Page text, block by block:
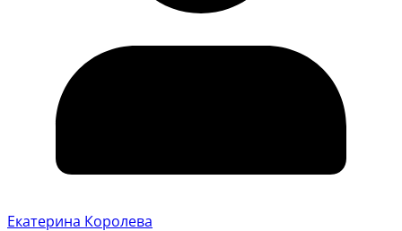
Екатерина Королева